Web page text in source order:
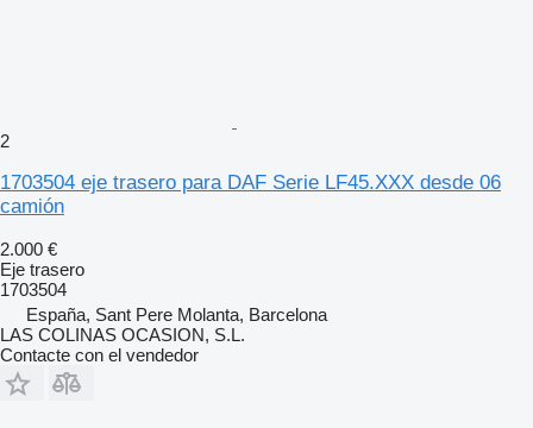
2
1703504 eje trasero para DAF Serie LF45.XXX desde 06
camión
2.000 €
Eje trasero
1703504
España, Sant Pere Molanta, Barcelona
LAS COLINAS OCASION, S.L.
Contacte con el vendedor